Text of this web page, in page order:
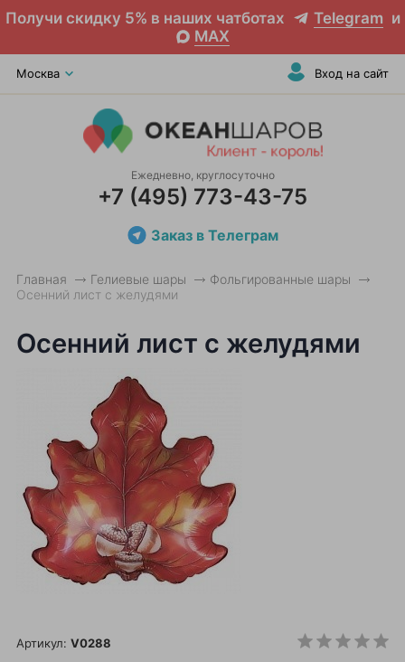
Получи скидку 5% в наших чатботах Telegram и
MAX
Москва Вход на сайт
Ежедневно, круглосуточно
+7 (495) 773-43-75
Заказ в Телеграм
Главная Гелиевые шары
Фольгированные шары
Осенний лист с желудями
Осенний лист с желудями
Артикул: V0288